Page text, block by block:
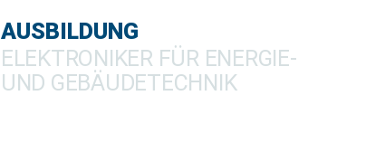
AUSBILDUNG
ELEKTRONIKER FÜR ENERGIE-
UND GEBÄUDETECHNIK